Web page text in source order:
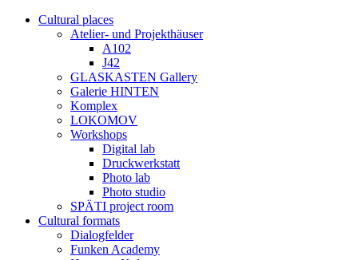
Cultural places
Atelier- und Projekthäuser
A102
J42
GLASKASTEN Gallery
Galerie HINTEN
Komplex
LOKOMOV
Workshops
Digital lab
Druckwerkstatt
Photo lab
Photo studio
SPÄTI project room
Cultural formats
Dialogfelder
Funken Academy